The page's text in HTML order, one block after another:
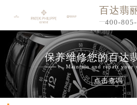
百达翡
400-
保养维修您的百达
Maintain and repair your
点击查询